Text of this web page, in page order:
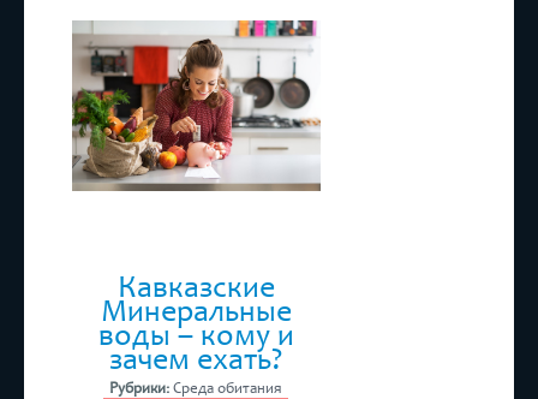
Экономия
Кавказские
Минеральные
воды – кому и
зачем ехать?
Рубрики: Среда обитания